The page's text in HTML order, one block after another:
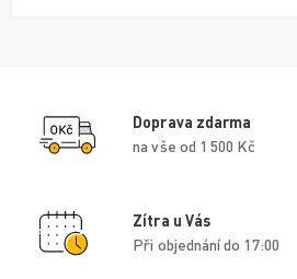
Doprava zdarma
na vše od 1 500 Kč
Zítra u Vás
Při objednání do 17:00